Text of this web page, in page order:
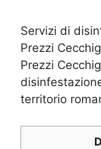
Servizi di
Prezzi
Prezzi
territorio